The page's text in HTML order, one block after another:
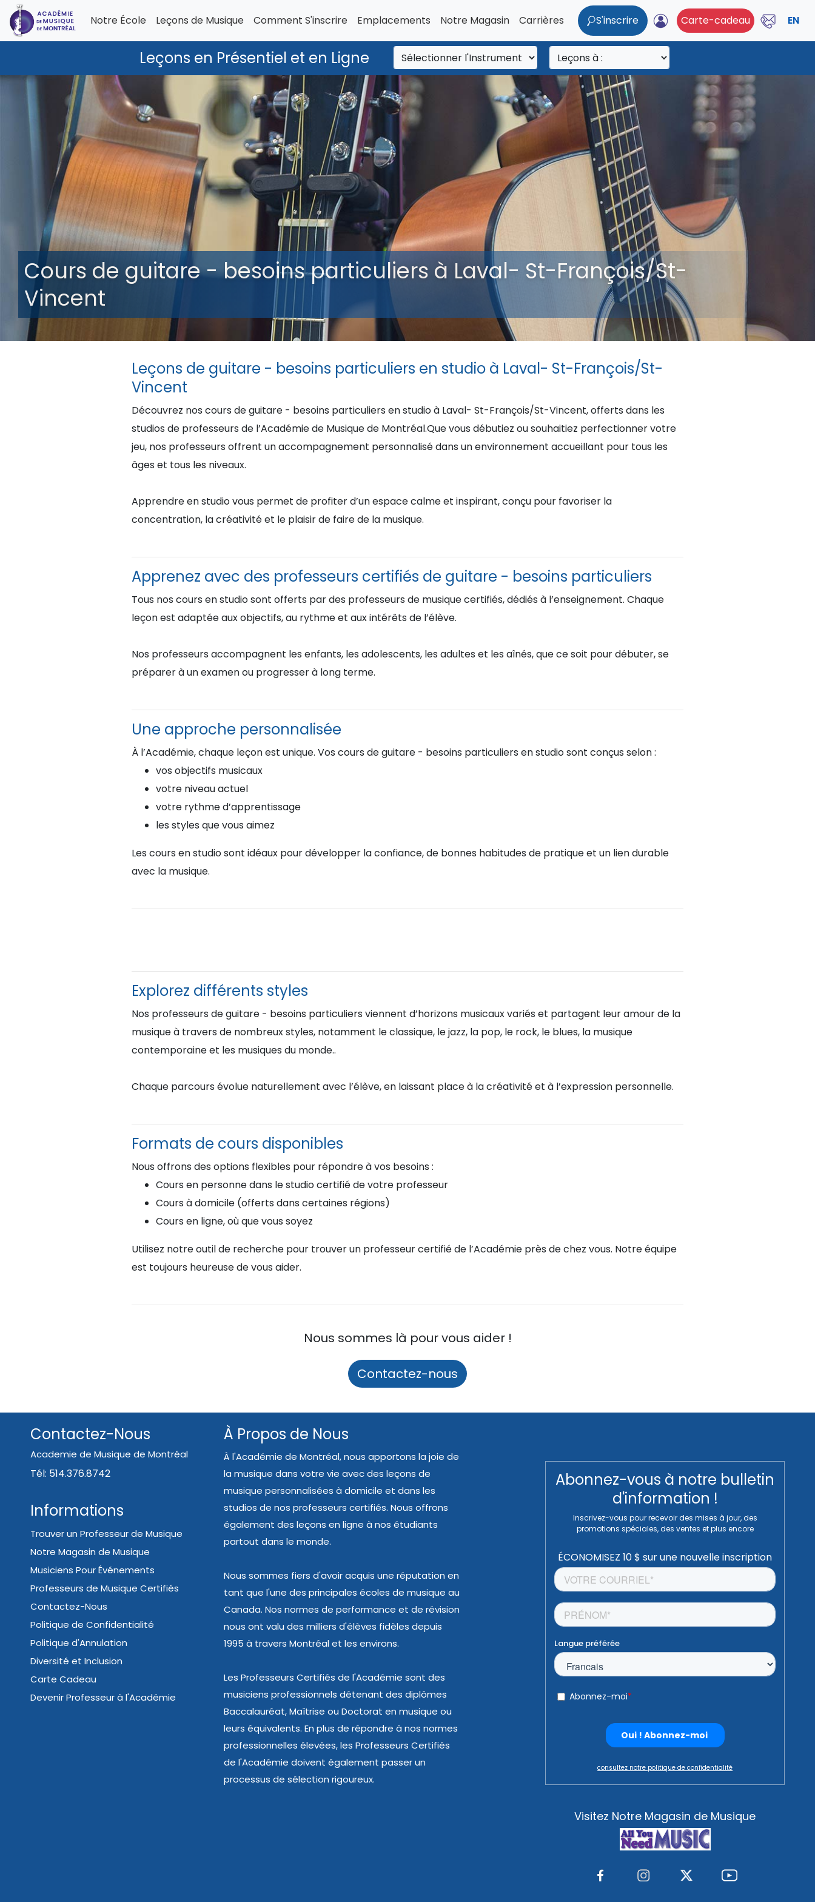
Notre École Leçons de Musique Comment S'inscrire Emplacements Notre Magasin Carrières S'inscrire Carte-cadeau EN
Leçons en Présentiel et en Ligne
Cours de guitare - besoins particuliers à Laval- St-François/St-
Vincent
Leçons de guitare - besoins particuliers en studio à Laval- St-François/St-
Vincent
Découvrez nos cours de guitare - besoins particuliers en studio à Laval- St-François/St-Vincent, offerts dans les
studios de professeurs de l’Académie de Musique de Montréal.Que vous débutiez ou souhaitiez perfectionner votre
jeu, nos professeurs offrent un accompagnement personnalisé dans un environnement accueillant pour tous les
âges et tous les niveaux.
Apprendre en studio vous permet de profiter d’un espace calme et inspirant, conçu pour favoriser la
concentration, la créativité et le plaisir de faire de la musique.
Apprenez avec des professeurs certifiés de guitare - besoins particuliers
Tous nos cours en studio sont offerts par des professeurs de musique certifiés, dédiés à l’enseignement. Chaque
leçon est adaptée aux objectifs, au rythme et aux intérêts de l’élève.
Nos professeurs accompagnent les enfants, les adolescents, les adultes et les aînés, que ce soit pour débuter, se
préparer à un examen ou progresser à long terme.
Une approche personnalisée
À l’Académie, chaque leçon est unique. Vos cours de guitare - besoins particuliers en studio sont conçus selon :
vos objectifs musicaux
votre niveau actuel
votre rythme d’apprentissage
les styles que vous aimez
Les cours en studio sont idéaux pour développer la confiance, de bonnes habitudes de pratique et un lien durable
avec la musique.
Explorez différents styles
Nos professeurs de guitare - besoins particuliers viennent d’horizons musicaux variés et partagent leur amour de la
musique à travers de nombreux styles, notamment le classique, le jazz, la pop, le rock, le blues, la musique
contemporaine et les musiques du monde..
Chaque parcours évolue naturellement avec l’élève, en laissant place à la créativité et à l’expression personnelle.
Formats de cours disponibles
Nous offrons des options flexibles pour répondre à vos besoins :
Cours en personne dans le studio certifié de votre professeur
Cours à domicile (offerts dans certaines régions)
Cours en ligne, où que vous soyez
Utilisez notre outil de recherche pour trouver un professeur certifié de l’Académie près de chez vous. Notre équipe
est toujours heureuse de vous aider.
Nous sommes là pour vous aider !
Contactez-nous
Contactez-Nous
Academie de Musique de Montréal
Tél: 514.376.8742
Informations
Trouver un Professeur de Musique
Notre Magasin de Musique
Musiciens Pour Événements
Professeurs de Musique Certifiés
Contactez-Nous
Politique de Confidentialité
Politique d'Annulation
Diversité et Inclusion
Carte Cadeau
Devenir Professeur à l'Académie
À Propos de Nous
À l'Académie de Montréal, nous apportons la joie de
la musique dans votre vie avec des leçons de
musique personnalisées à domicile et dans les
studios de nos professeurs certifiés. Nous offrons
également des leçons en ligne à nos étudiants
partout dans le monde.
Nous sommes fiers d'avoir acquis une réputation en
tant que l'une des principales écoles de musique au
Canada. Nos normes de performance et de révision
nous ont valu des milliers d'élèves fidèles depuis
1995 à travers Montréal et les environs.
Les Professeurs Certifiés de l'Académie sont des
musiciens professionnels détenant des diplômes
Baccalauréat, Maîtrise ou Doctorat en musique ou
leurs équivalents. En plus de répondre à nos normes
professionnelles élevées, les Professeurs Certifiés
de l'Académie doivent également passer un
processus de sélection rigoureux.
Abonnez-vous à notre bulletin
d'information !
Inscrivez-vous pour recevoir des mises à jour, des
promotions spéciales, des ventes et plus encore
consultez notre politique de confidentialité
Visitez Notre Magasin de Musique